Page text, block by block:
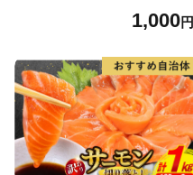
1,000円